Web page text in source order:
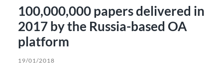
100,000,000 papers delivered in
2017 by the Russia-based OA
platform
19/01/2018